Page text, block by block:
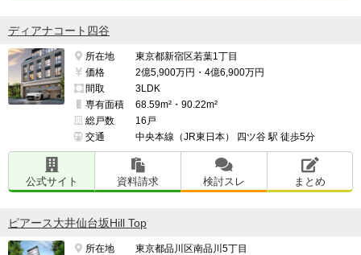
ディアナコート四谷
所在地
東京都新宿区若葉1丁目
価格
2億5,900万円・4億6,900万円
間取
3LDK
専有面積
68.59m²・90.22m²
総戸数
16戸
交通
中央本線（JR東日本） 四ツ谷 駅 徒歩5分
公式サイト 資料請求 検討スレ まとめ
ピアース大井仙台坂Hill Top
所在地
東京都品川区南品川5丁目